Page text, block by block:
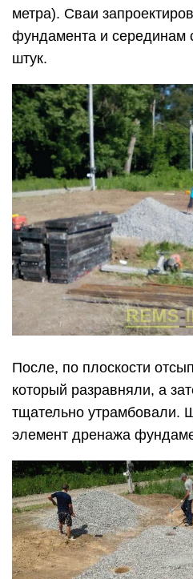
метра). Сваи
фундамента и серединам
штук.
После, по плоскости
который разравняли, а
тщательно утрамбовали.
элемент дренажа